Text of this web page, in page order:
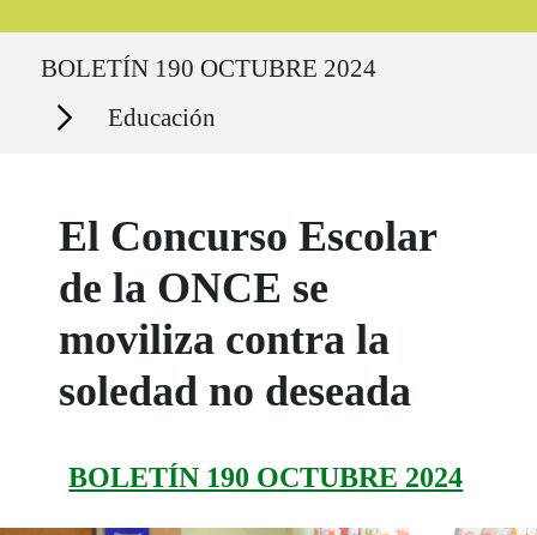
BOLETÍN 190 OCTUBRE 2024
Secciones Educación
El Concurso Escolar
de la ONCE se
moviliza contra la
soledad no deseada
BOLETÍN 190 OCTUBRE 2024